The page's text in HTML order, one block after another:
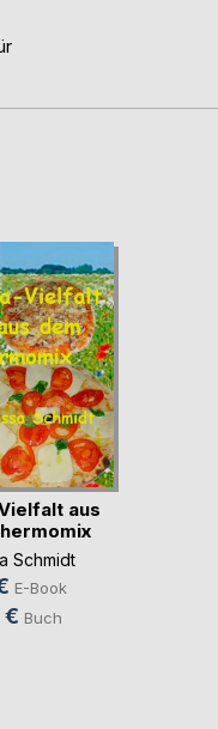
aus
Schmidt
E-Book
€ Buch